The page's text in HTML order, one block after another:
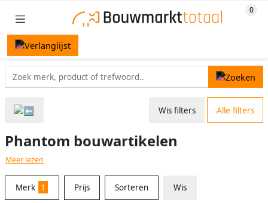
Wis filters Alle filters
Phantom bouwartikelen
Meer lezen
Merk 1 Prijs Sorteren Wis